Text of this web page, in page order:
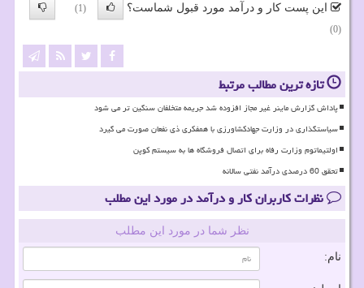
این پست کار و درآمد مورد قبول شماست؟
(1)
(0)
تازه ترین مطالب مرتبط
پاداش گزارش ماینر غیر مجاز افزوده شد جریمه متخلفان سنگین تر می شود
سیاستگذاری در وزارت جهادکشاورزی با همفکری ذی نفعان صورت می گیرد
اولتیماتوم وزارت رفاه برای اتصال فروشگاه ها به سیستم کوپن
تحقق 60 درصدی درآمد نفتی سالانه
نظرات کاربران کار و درآمد در مورد این مطلب
نظر شما در مورد این مطلب
نام: